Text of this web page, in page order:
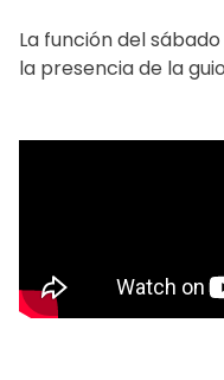
La función del
la presencia de la